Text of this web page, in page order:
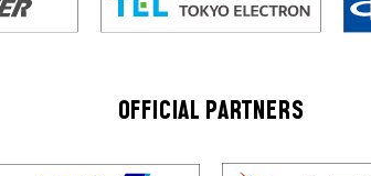
OFFICIAL PARTNERS